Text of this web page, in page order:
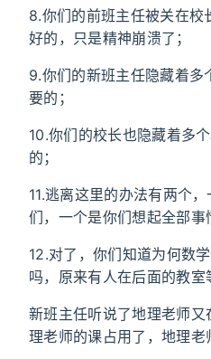
8.你们的前班主任被关在校
好的，只是精神崩溃了；
9.你们的新班主任隐藏着多
要的；
10.你们的校长也隐藏着多
的；
11.逃离这里的办法有两个
们，一个是你们想起全部事
12.对了，你们知道为何数
吗，原来有人在后面的教室
新班主任听说了地理老师
理老师的课占用了，地理老